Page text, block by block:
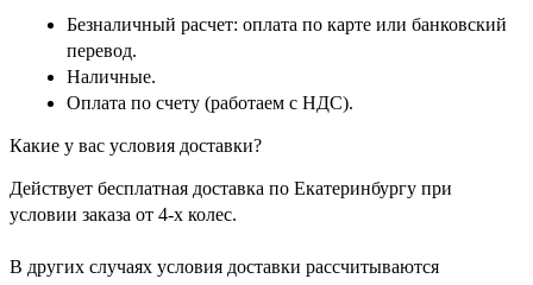
Безналичный расчет: оплата по карте или банковский
перевод.
Наличные.
Оплата по счету (работаем с НДС).
Какие у вас условия доставки?
Действует бесплатная доставка по Екатеринбургу при
условии заказа от 4-х колес.
В других случаях условия доставки рассчитываются